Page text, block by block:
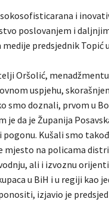
i
poslovanjem i
predsjednik Topić
Oršolić, menadžmentu
uspjehu,
smo doznali, prvom u
je da je Županija
Kušali smo
mjesto na policama
ali i izvoznu
u BiH i u regiji kao
izjavio je